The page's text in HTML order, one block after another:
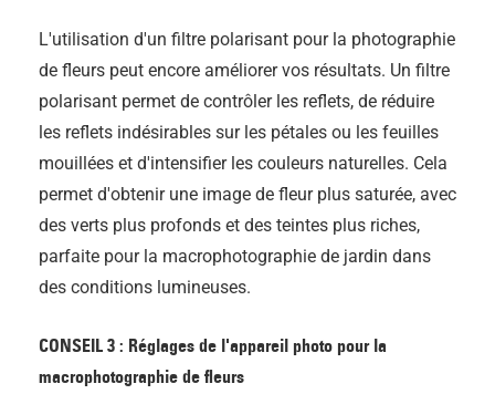
L'utilisation d'un filtre polarisant pour la photographie
de fleurs peut encore améliorer vos résultats. Un filtre
polarisant permet de contrôler les reflets, de réduire
les reflets indésirables sur les pétales ou les feuilles
mouillées et d'intensifier les couleurs naturelles. Cela
permet d'obtenir une image de fleur plus saturée, avec
des verts plus profonds et des teintes plus riches,
parfaite pour la macrophotographie de jardin dans
des conditions lumineuses.
CONSEIL 3 : Réglages de l'appareil photo pour la
macrophotographie de fleurs